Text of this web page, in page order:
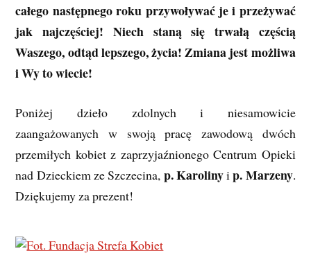
całego następnego roku przywoływać je i przeżywać
jak najczęściej! Niech staną się trwałą częścią
Waszego, odtąd lepszego, życia! Zmiana jest możliwa
i Wy to wiecie!
Poniżej dzieło zdolnych i niesamowicie
zaangażowanych w swoją pracę zawodową dwóch
przemiłych kobiet z zaprzyjaźnionego Centrum Opieki
nad Dzieckiem ze Szczecina, p.Karolinyip. Marzeny.
Dziękujemy za prezent!